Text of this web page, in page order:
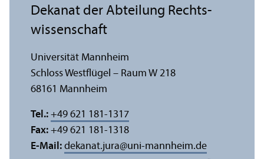
Dekanat der Abteilung Rechts­
wissenschaft
Universität Mannheim
Schloss Westflügel – Raum W 218
68161 Mannheim
Tel.: +49 621 181-1317
Fax: +49 621 181-1318
E-Mail: dekanat.jura@uni-mannheim.de